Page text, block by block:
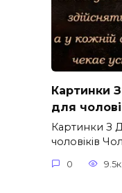
Картинки
для
Картинки З
чоловіків​
0 9.5к.